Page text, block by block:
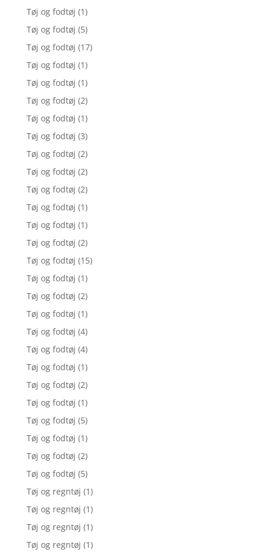
Tøj og fodtøj (1)
Tøj og fodtøj (5)
Tøj og fodtøj (17)
Tøj og fodtøj (1)
Tøj og fodtøj (1)
Tøj og fodtøj (2)
Tøj og fodtøj (1)
Tøj og fodtøj (3)
Tøj og fodtøj (2)
Tøj og fodtøj (2)
Tøj og fodtøj (2)
Tøj og fodtøj (1)
Tøj og fodtøj (1)
Tøj og fodtøj (2)
Tøj og fodtøj (15)
Tøj og fodtøj (1)
Tøj og fodtøj (2)
Tøj og fodtøj (1)
Tøj og fodtøj (4)
Tøj og fodtøj (4)
Tøj og fodtøj (1)
Tøj og fodtøj (2)
Tøj og fodtøj (1)
Tøj og fodtøj (5)
Tøj og fodtøj (1)
Tøj og fodtøj (2)
Tøj og fodtøj (5)
Tøj og regntøj (1)
Tøj og regntøj (1)
Tøj og regntøj (1)
Tøj og regntøj (1)